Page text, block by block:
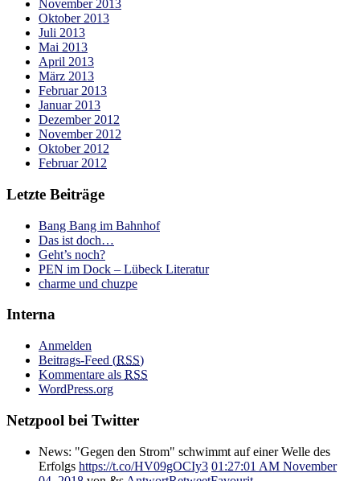
November 2013
Oktober 2013
Juli 2013
Mai 2013
April 2013
März 2013
Februar 2013
Januar 2013
Dezember 2012
November 2012
Oktober 2012
Februar 2012
Letzte Beiträge
Bang Bang im Bahnhof
Das ist doch…
Geht’s noch?
PEN im Dock – Lübeck Literatur
charme und chuzpe
Interna
Anmelden
Beitrags-Feed (RSS)
Kommentare als RSS
WordPress.org
Netzpool bei Twitter
News: "Gegen den Strom" schwimmt auf einer Welle des
Erfolgs https://t.co/HV09gOCIy3 01:27:01 AM November